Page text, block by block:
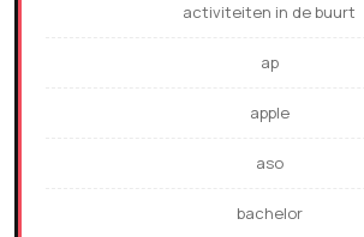
activiteiten in de buurt
ap
apple
aso
bachelor